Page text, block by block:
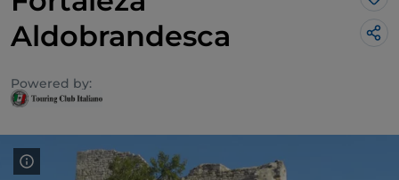
Aldobrandesca
Me
Powered by: